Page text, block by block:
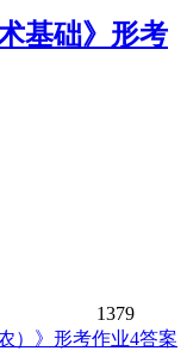
基础》形考
1379